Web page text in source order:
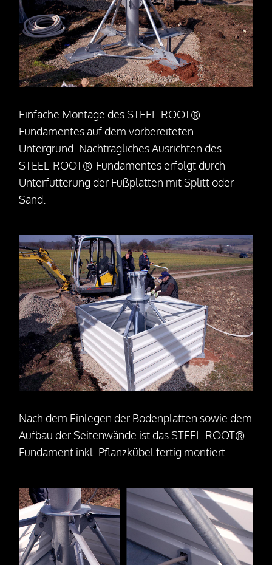
Einfache Montage des STEEL-ROOT®-
Fundamentes auf dem vorbereiteten
Untergrund. Nachträgliches Ausrichten des
STEEL-ROOT®-Fundamentes erfolgt durch
Unterfütterung der Fußplatten mit Splitt oder
Sand.
Nach dem Einlegen der Bodenplatten sowie dem
Aufbau der Seitenwände ist das STEEL-ROOT®-
Fundament inkl. Pflanzkübel fertig montiert.